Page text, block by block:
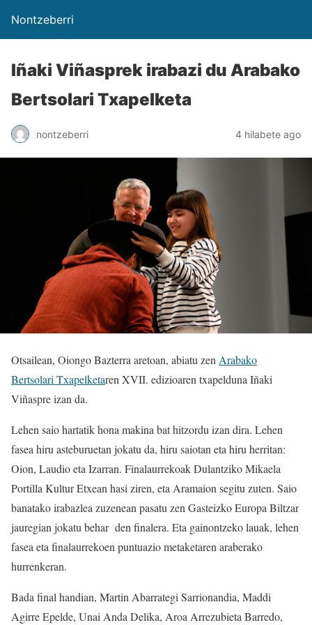
Nontzeberri
Iñaki Viñasprek irabazi du Arabako
Bertsolari Txapelketa
nontzeberri 4 hilabete ago
Otsailean, Oiongo Bazterra aretoan, abiatu zenArabako
Bertsolari Txapelketaren XVII. edizioaren txapelduna Iñaki
Viñaspre izan da.
Lehen saio hartatik hona makina bat hitzordu izan dira. Lehen
fasea hiru asteburuetan jokatu da, hiru saiotan eta hiru herritan:
Oion, Laudio eta Izarran. Finalaurrekoak Dulantziko Mikaela
Portilla Kultur Etxean hasi ziren, eta Aramaion segitu zuten. Saio
banatako irabazlea zuzenean pasatu zen Gasteizko Europa Biltzar
jauregian jokatu behar den finalera. Eta gainontzeko lauak, lehen
fasea eta finalaurrekoen puntuazio metaketaren araberako
hurrenkeran.
Bada final handian, Martin Abarrategi Sarrionandia, Maddi
Agirre Epelde, Unai Anda Delika, Aroa Arrezubieta Barredo,